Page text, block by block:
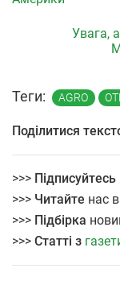
Увага,
Теги: AGRO
Поділитися
>>> Підписуйтесь
>>> Читайте нас в
>>> Підбірка
>>> Статті з